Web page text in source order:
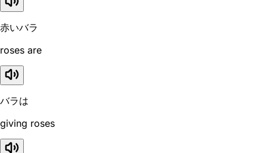
赤いバラ
roses are
バラは
giving roses